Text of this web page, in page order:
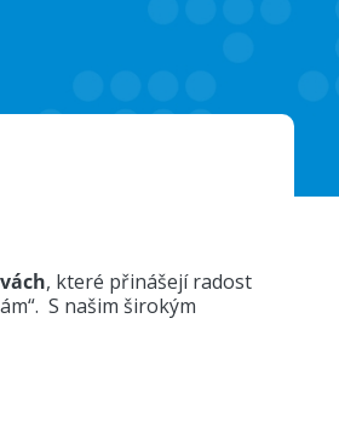
, které přinášejí radost
S našim širokým